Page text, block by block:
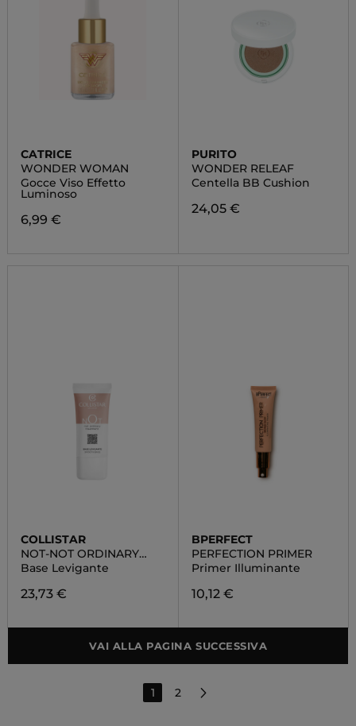
CATRICE
WONDER WOMAN
Gocce Viso Effetto
Luminoso
6,99 €
PURITO
WONDER RELEAF
Centella BB Cushion
24,05 €
COLLISTAR
NOT-NOT ORDINARY
TREATMENT
Base Levigante
23,73 €
BPERFECT
PERFECTION PRIMER
Primer Illuminante
10,12 €
VAI ALLA PAGINA SUCCESSIVA
1 2